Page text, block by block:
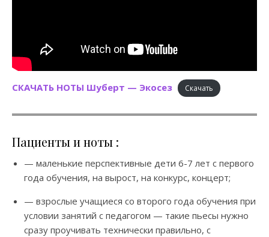
СКАЧАТЬ НОТЫ Шуберт — Экосез Скачать
Пациенты и ноты :
— маленькие перспективные дети 6-7 лет с первого
года обучения, на вырост, на конкурс, концерт;
— взрослые учащиеся со второго года обучения при
условии занятий с педагогом — такие пьесы нужно
сразу проучивать технически правильно, с